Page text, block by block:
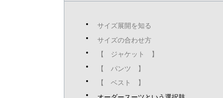
サイズ展開を知る
サイズの合わせ方
【 ジャケット 】
【 パンツ 】
【 ベスト 】